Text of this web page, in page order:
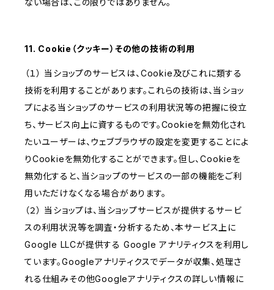
ない場合は、この限りではありません。
11. Cookie（クッキー）その他の技術の利用
（１） 当ショップのサービスは、Cookie及びこれに類する
技術を利用することがあります。これらの技術は、当ショッ
プによる当ショップのサービスの利用状況等の把握に役立
ち、サービス向上に資するものです。Cookieを無効化され
たいユーザーは、ウェブブラウザの設定を変更することによ
りCookieを無効化することができます。但し、Cookieを
無効化すると、当ショップのサービスの一部の機能をご利
用いただけなくなる場合があります。
（２） 当ショップは、当ショップサービスが提供するサービ
スの利用状況等を調査・分析するため、本サービス上に
Google LLCが提供する Google アナリティクスを利用し
ています。Googleアナリティクスでデータが収集、処理さ
れる仕組みその他Googleアナリティクスの詳しい情報に